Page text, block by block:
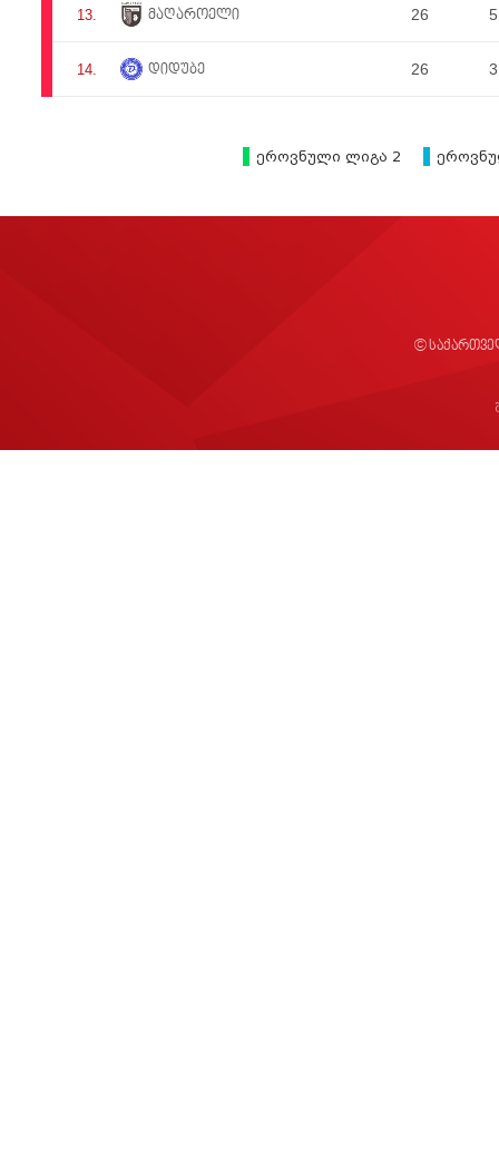
13. მაღაროელი 26 5
14. დიდუბე 26 3
ეროვნული ლიგა 2
©